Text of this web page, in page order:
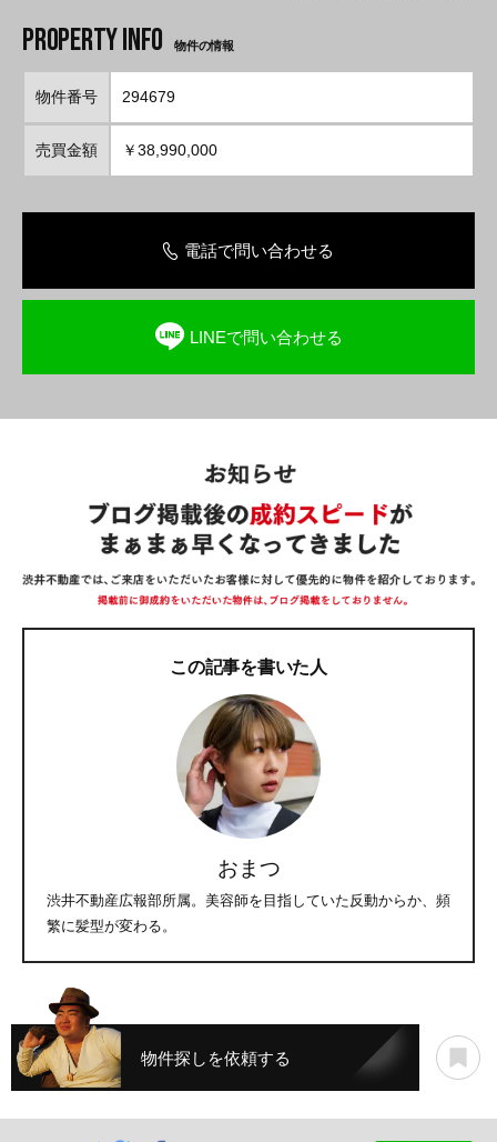
物件の情報
物件番号 294679
売買金額 ￥38,990,000
電話で問い合わせる
LINEで問い合わせる
この記事を書いた人
おまつ
渋井不動産広報部所属。美容師を目指していた反動からか、頻
繁に髪型が変わる。
物件探しを依頼する